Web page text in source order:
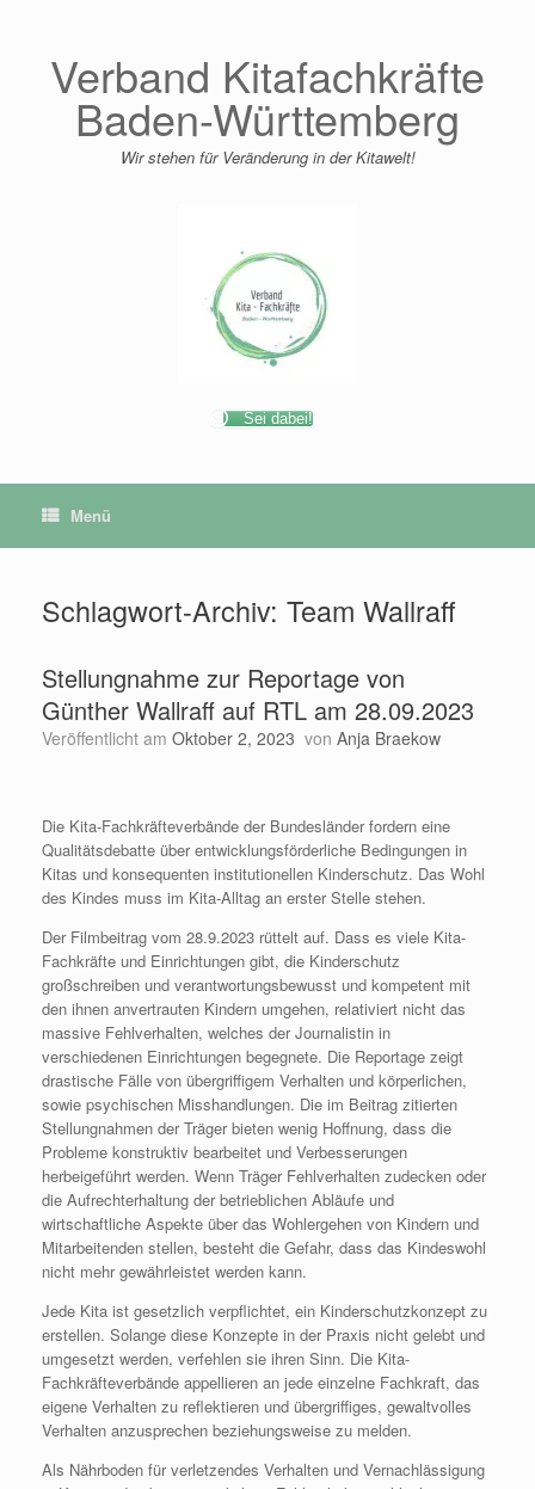
Verband Kitafachkräfte
Baden-Württemberg
Wir stehen für Veränderung in der Kitawelt!
Sei dabei!
Menü
Schlagwort-Archiv: Team Wallraff
Stellungnahme zur Reportage von
Günther Wallraff auf RTL am 28.09.2023
Veröffentlicht am Oktober 2, 2023 von Anja Braekow
Die Kita-Fachkräfteverbände der Bundesländer fordern eine
Qualitätsdebatte über entwicklungsförderliche Bedingungen in
Kitas und konsequenten institutionellen Kinderschutz. Das Wohl
des Kindes muss im Kita-Alltag an erster Stelle stehen.
Der Filmbeitrag vom 28.9.2023 rüttelt auf. Dass es viele Kita-
Fachkräfte und Einrichtungen gibt, die Kinderschutz
großschreiben und verantwortungsbewusst und kompetent mit
den ihnen anvertrauten Kindern umgehen, relativiert nicht das
massive Fehlverhalten, welches der Journalistin in
verschiedenen Einrichtungen begegnete. Die Reportage zeigt
drastische Fälle von übergriffigem Verhalten und körperlichen,
sowie psychischen Misshandlungen. Die im Beitrag zitierten
Stellungnahmen der Träger bieten wenig Hoffnung, dass die
Probleme konstruktiv bearbeitet und Verbesserungen
herbeigeführt werden. Wenn Träger Fehlverhalten zudecken oder
die Aufrechterhaltung der betrieblichen Abläufe und
wirtschaftliche Aspekte über das Wohlergehen von Kindern und
Mitarbeitenden stellen, besteht die Gefahr, dass das Kindeswohl
nicht mehr gewährleistet werden kann.
Jede Kita ist gesetzlich verpflichtet, ein Kinderschutzkonzept zu
erstellen. Solange diese Konzepte in der Praxis nicht gelebt und
umgesetzt werden, verfehlen sie ihren Sinn. Die Kita-
Fachkräfteverbände appellieren an jede einzelne Fachkraft, das
eigene Verhalten zu reflektieren und übergriffiges, gewaltvolles
Verhalten anzusprechen beziehungsweise zu melden.
Als Nährboden für verletzendes Verhalten und Vernachlässigung